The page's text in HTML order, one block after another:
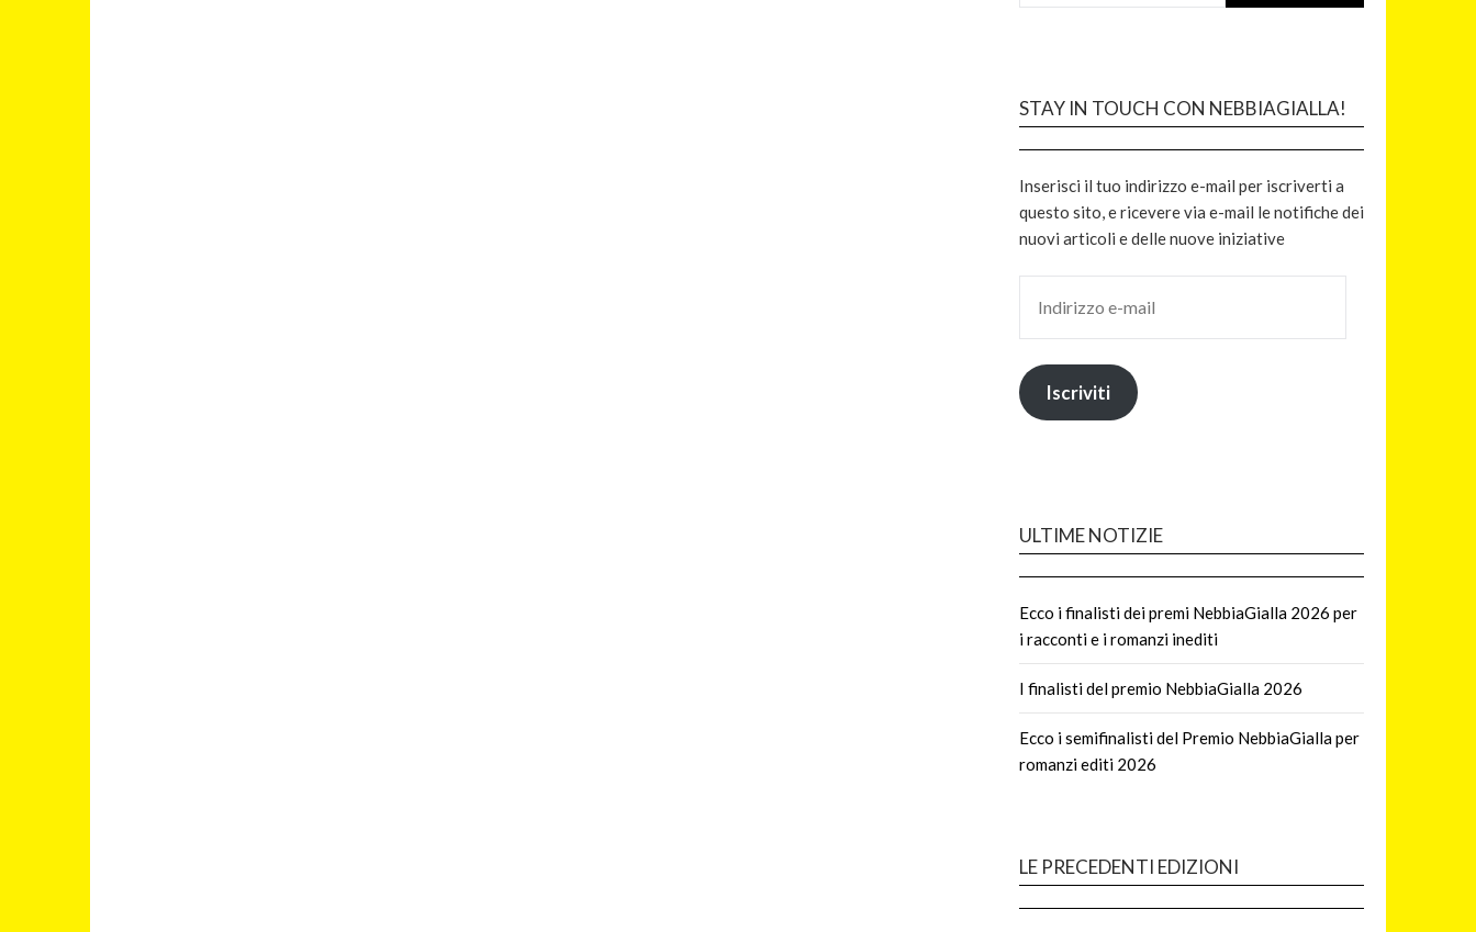
STAY IN TOUCH CON NEBBIAGIALLA!
Inserisci il tuo indirizzo e-mail per iscriverti a
questo sito, e ricevere via e-mail le notifiche dei
nuovi articoli e delle nuove iniziative
Iscriviti
ULTIME NOTIZIE
Ecco i finalisti dei premi NebbiaGialla 2026 per
i racconti e i romanzi inediti
I finalisti del premio NebbiaGialla 2026
Ecco i semifinalisti del Premio NebbiaGialla per
romanzi editi 2026
LE PRECEDENTI EDIZIONI